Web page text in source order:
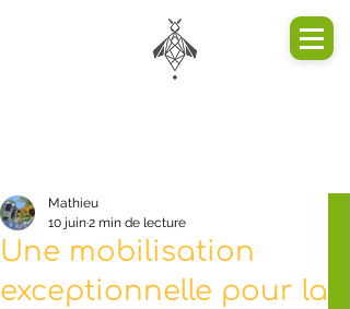
Une mobilisation
exceptionnelle pour la
Mathieu
10 juin2 min de lecture